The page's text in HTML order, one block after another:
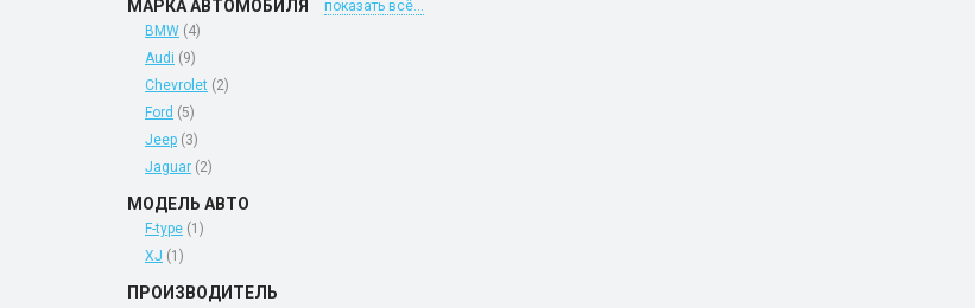
показать всё...
МАРКА АВТОМОБИЛЯ
BMW (4)
Audi (9)
Chevrolet (2)
Ford (5)
Jeep (3)
Jaguar (2)
МОДЕЛЬ АВТО
F-type (1)
XJ (1)
ПРОИЗВОДИТЕЛЬ